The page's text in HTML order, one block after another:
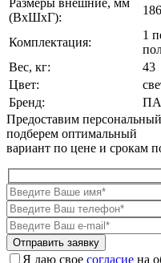
(ВxШxГ):
Комплектация:
1
Вес, кг:
43
Цвет:
Бренд:
Предоставим
подберем оптимальный
вариант по цене и срокам
Я даю свое согласие на